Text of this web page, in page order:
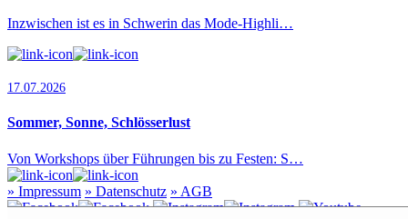
Inzwischen ist es in Schwerin das Mode-Highli…
17.07.2026
Sommer, Sonne, Schlösserlust
Von Workshops über Führungen bis zu Festen: S…
» Impressum » Datenschutz » AGB